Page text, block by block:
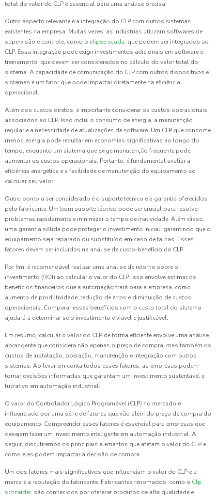
total do valor do CLP é essencial para uma análise precisa.
Outro aspecto relevante é a integração do CLP com outros sistemas
existentes na empresa. Muitas vezes, as indústrias utilizam softwares de
supervisão e controle, como o elipse scada, que podem ser integrados ao
CLP. Essa integração pode exigir investimentos adicionais em software e
treinamento, que devem ser considerados no cálculo do valor total do
sistema. A capacidade de comunicação do CLP com outros dispositivos e
sistemas é um fator que pode impactar diretamente na eficiência
operacional.
Além dos custos diretos, é importante considerar os custos operacionais
associados ao CLP. Isso inclui o consumo de energia, a manutenção
regular e a necessidade de atualizações de software. Um CLP que consome
menos energia pode resultar em economias significativas ao longo do
tempo, enquanto um sistema que exige manutenção frequente pode
aumentar os custos operacionais. Portanto, é fundamental avaliar a
eficiência energética e a facilidade de manutenção do equipamento ao
calcular seu valor.
Outro ponto a ser considerado é o suporte técnico e a garantia oferecidos
pelo fabricante. Um bom suporte técnico pode ser crucial para resolver
problemas rapidamente e minimizar o tempo de inatividade. Além disso,
uma garantia sólida pode proteger o investimento inicial, garantindo que o
equipamento seja reparado ou substituído em caso de falhas. Esses
fatores devem ser incluídos na análise de custo-benefício do CLP.
Por fim, é recomendável realizar uma análise de retorno sobre o
investimento (ROI) ao calcular o valor do CLP. Isso envolve estimar os
benefícios financeiros que a automação trará para a empresa, como
aumento de produtividade, redução de erros e diminuição de custos
operacionais. Comparar esses benefícios com o custo total do sistema
ajudará a determinar se o investimento é viável e justificável.
Em resumo, calcular o valor do CLP de forma eficiente envolve uma análise
abrangente que considera não apenas o preço de compra, mas também os
custos de instalação, operação, manutenção e integração com outros
sistemas. Ao levar em conta todos esses fatores, as empresas podem
tomar decisões informadas que garantam um investimento sustentável e
lucrativo em automação industrial.
O valor do Controlador Lógico Programável (CLP) no mercado é
influenciado por uma série de fatores que vão além do preço de compra do
equipamento. Compreender esses fatores é essencial para empresas que
desejam fazer um investimento inteligente em automação industrial. A
seguir, discutiremos os principais elementos que afetam o valor do CLP e
como eles podem impactar a decisão de compra.
Um dos fatores mais significativos que influenciam o valor do CLP é a
marca e a reputação do fabricante. Fabricantes renomados, como o Clp
schneider, são conhecidos por oferecer produtos de alta qualidade e